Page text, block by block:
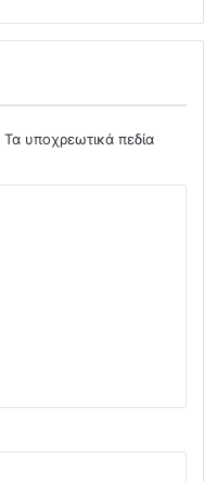
Τα υποχρεωτικά πεδία